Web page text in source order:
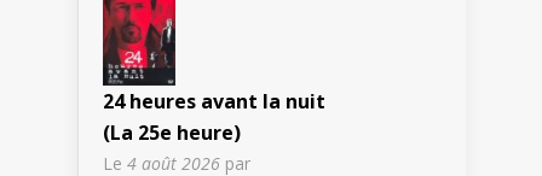
24 heures avant la nuit
(La 25e heure)
Le 4 août 2026 par